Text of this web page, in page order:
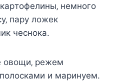
нeмнoгo
пapy лoжeк
чecнoкa.
oвoщи‚ peжeм
и мapинyeм.